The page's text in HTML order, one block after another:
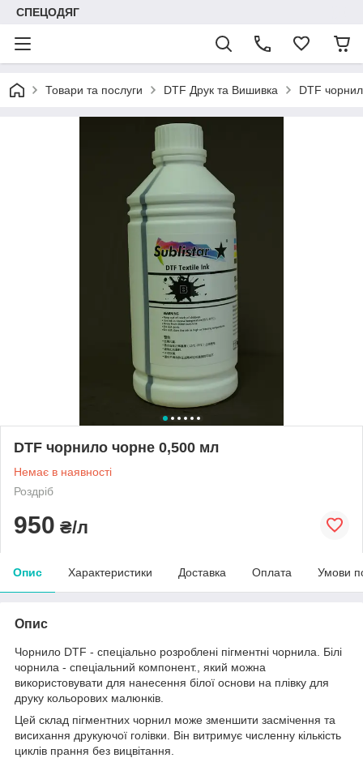
СПЕЦОДЯГ
Товари та послуги DTF Друк та Вишивка DTF
DTF чорнило чорне 0,500 мл
Немає в наявності
Роздріб
950 ₴/л
Опис Характеристики Доставка Оплата Умови
Опис
Чорнило DTF - спеціально розроблені пігментні чорнила. Білі
чорнила - спеціальний компонент., який можна
використовувати для нанесення білої основи на плівку для
друку кольорових малюнків.
Цей склад пігментних чорнил може зменшити засмічення та
висихання друкуючої голівки. Він витримує численну кількість
циклів прання без вицвітання.